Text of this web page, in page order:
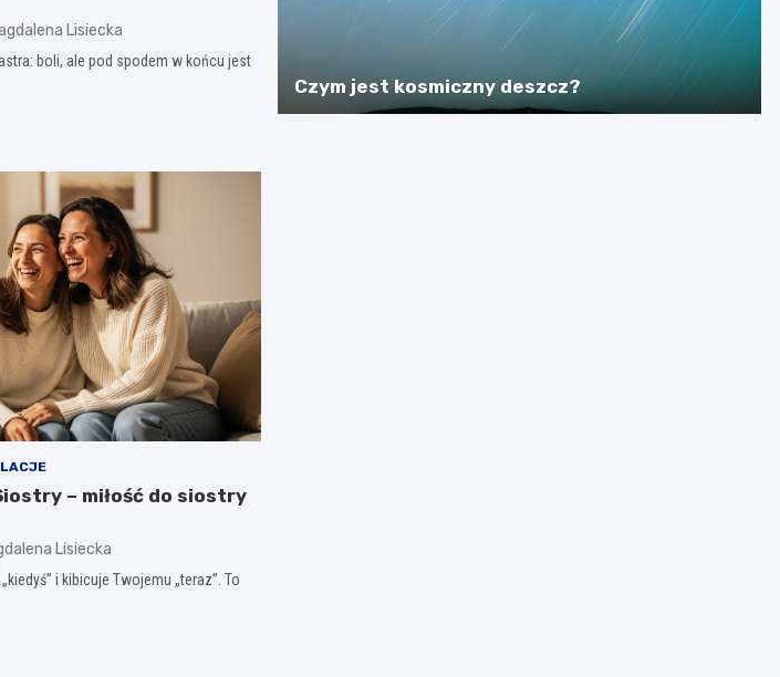
Lisiecka
boli, ale pod spodem w końcu jest
– miłość do siostry
Lisiecka
i kibicuje Twojemu „teraz”. To
Czym jest kosmiczny deszcz?